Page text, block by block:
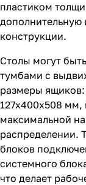
пластиком
дополнительную
конструкции.
Столы могут
тумбами с
размеры
127х400х508
максимальной
распределении.
блоков
системного
что делает